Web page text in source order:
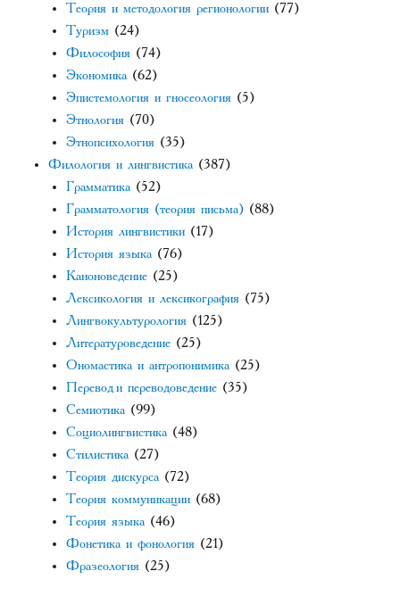
Теория и методология регионологии (77)
Туризм (24)
Философия (74)
Экономика (62)
Эпистемология и гносеология (5)
Этнология (70)
Этнопсихология (35)
Филология и лингвистика (387)
Грамматика (52)
Грамматология (теория письма) (88)
История лингвистики (17)
История языка (76)
Каноноведение (25)
Лексикология и лексикография (75)
Лингвокультурология (125)
Литературоведение (25)
Ономастика и антропонимика (25)
Перевод и переводоведение (35)
Семиотика (99)
Социолингвистика (48)
Стилистика (27)
Теория дискурса (72)
Теория коммуникации (68)
Теория языка (46)
Фонетика и фонология (21)
Фразеология (25)